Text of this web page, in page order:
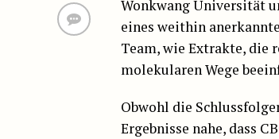
Wonkwang Universität
eines weithin
Team, wie Extrakte, die
molekularen Wege
Obwohl die
Ergebnisse nahe, dass